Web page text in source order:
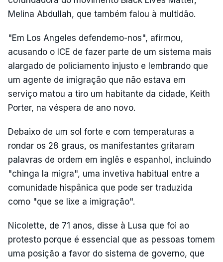
Melina Abdullah, que também falou à multidão.
"Em Los Angeles defendemo-nos", afirmou,
acusando o ICE de fazer parte de um sistema mais
alargado de policiamento injusto e lembrando que
um agente de imigração que não estava em
serviço matou a tiro um habitante da cidade, Keith
Porter, na véspera de ano novo.
Debaixo de um sol forte e com temperaturas a
rondar os 28 graus, os manifestantes gritaram
palavras de ordem em inglês e espanhol, incluindo
"chinga la migra", uma invetiva habitual entre a
comunidade hispânica que pode ser traduzida
como "que se lixe a imigração".
Nicolette, de 71 anos, disse à Lusa que foi ao
protesto porque é essencial que as pessoas tomem
uma posição a favor do sistema de governo, que